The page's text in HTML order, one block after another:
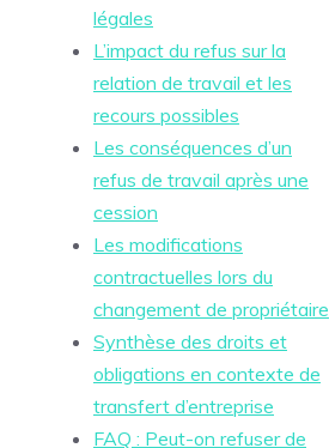
légales
L’impact du refus sur la
relation de travail et les
recours possibles
Les conséquences d’un
refus de travail après une
cession
Les modifications
contractuelles lors du
changement de propriétaire
Synthèse des droits et
obligations en contexte de
transfert d’entreprise
FAQ : Peut-on refuser de